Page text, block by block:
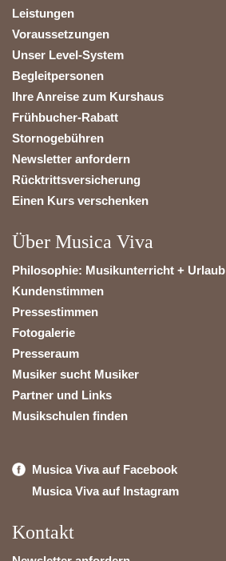
Leistungen
Voraussetzungen
Unser Level-System
Begleitpersonen
Ihre Anreise zum Kurshaus
Frühbucher-Rabatt
Stornogebühren
Newsletter anfordern
Rücktrittsversicherung
Einen Kurs verschenken
Über Musica Viva
Philosophie: Musikunterricht + Urlaub
Kundenstimmen
Pressestimmen
Fotogalerie
Presseraum
Musiker sucht Musiker
Partner und Links
Musikschulen finden
Musica Viva auf Facebook
Musica Viva auf Instagram
Kontakt